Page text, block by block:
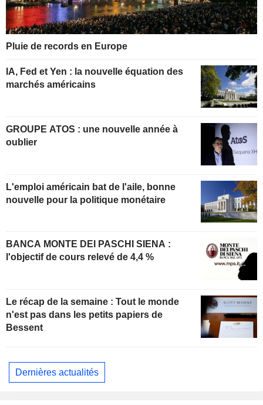
Pluie de records en Europe
IA, Fed et Yen : la nouvelle équation des
marchés américains
GROUPE ATOS : une nouvelle année à
oublier
L'emploi américain bat de l'aile, bonne
nouvelle pour la politique monétaire
BANCA MONTE DEI PASCHI SIENA :
l'objectif de cours relevé de 4,4 %
Le récap de la semaine : Tout le monde
n'est pas dans les petits papiers de
Bessent
Dernières actualités